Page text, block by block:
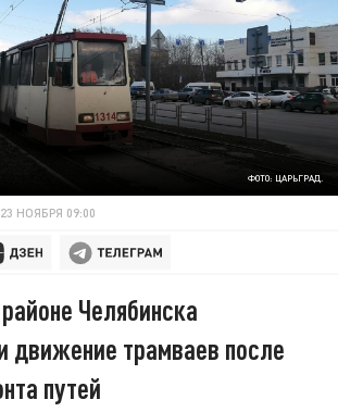
ФОТО: ЦАРЬГРАД.
23 НОЯБРЯ 09:00
Челябинска
движение трамваев после
путей